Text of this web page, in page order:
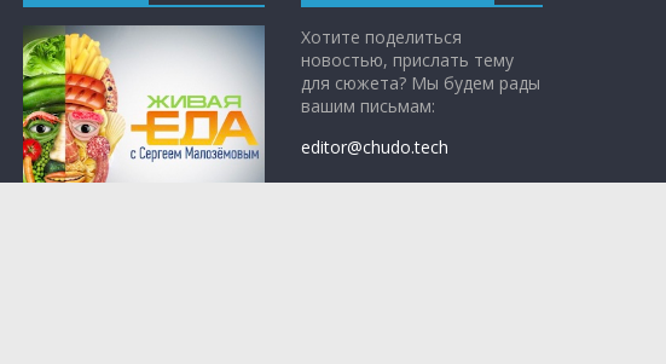
Хотите поделиться
новостью, прислать тему
для сюжета? Мы будем рады
вашим письмам:
editor@chudo.tech
По вопросам рекламы: